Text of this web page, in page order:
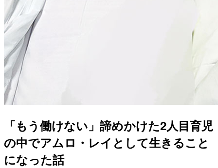
「もう働けない」諦めかけた2人目育児
の中でアムロ・レイとして生きること
になった話